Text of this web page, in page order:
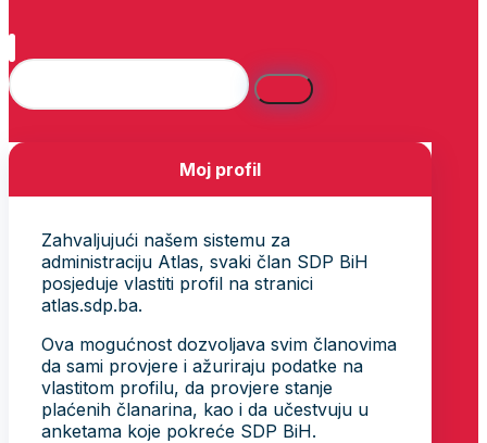
Moj profil
Zahvaljujući našem sistemu za
administraciju Atlas, svaki član SDP BiH
posjeduje vlastiti profil na stranici
atlas.sdp.ba.
Ova mogućnost dozvoljava svim članovima
da sami provjere i ažuriraju podatke na
vlastitom profilu, da provjere stanje
plaćenih članarina, kao i da učestvuju u
anketama koje pokreće SDP BiH.